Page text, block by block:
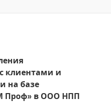
клиентами и
на базе
Проф» в ООО НПП